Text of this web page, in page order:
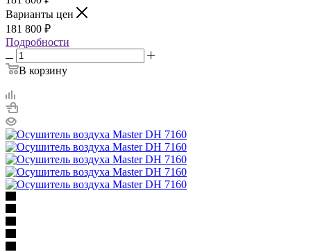
Варианты цен
181 800 ₽
Подробности
В корзину